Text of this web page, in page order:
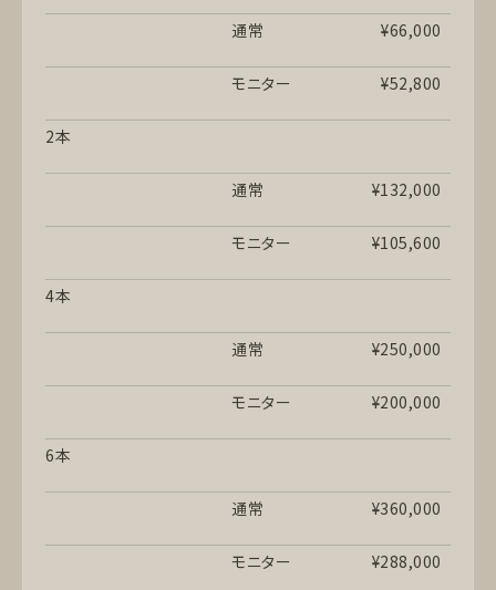
通常 ¥66,000
モニター ¥52,800
2本
通常 ¥132,000
モニター ¥105,600
4本
通常 ¥250,000
モニター ¥200,000
6本
通常 ¥360,000
モニター ¥288,000